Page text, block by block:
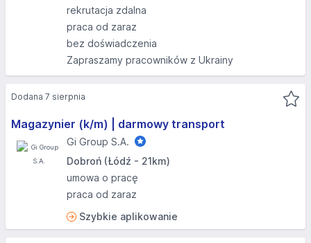
rekrutacja zdalna
praca od zaraz
bez doświadczenia
Zapraszamy pracowników z Ukrainy
Magazynier (k/m) | darmowy transport
Gi Group S.A.
Dobroń (Łódź - 21km)
umowa o pracę
praca od zaraz
Szybkie aplikowanie
Dodana 7 sierpnia